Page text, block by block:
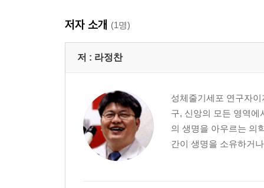
Rejuvenation Story | 파킨슨병의 굴레를 끊고, 다
Rejuvenation Story | 파킨슨병이 앗아간 자신감과
“이 산지를 내게 주소서” - 갈렙의 기도
Revitalization Story | 전신성 홍반성 루푸스가 불
“모세야, 모세야” - 하나님을 만나는 순간
4장 리크리에이션(Recreation, 온전한 몸으로의 회
Recreation Story | 아토피와 난임을 극복한 후 찾
“네 이름이 무엇이냐” - 이스라엘로 다시 태어난 야
저자 소개 (1명)
저 : 라정찬
성체줄기세포 연구자
구, 신앙의 모든 영역에
의 생명을 아우르는 의
간이 생명을 소유하거